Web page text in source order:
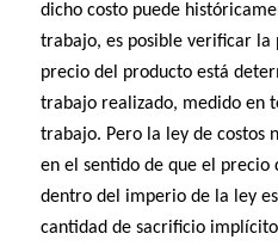
dicho costo puede
trabajo, es posible verificar la
precio del producto está
trabajo realizado, medido en
trabajo. Pero la ley de costos
en el sentido de que el precio
dentro del imperio de la ley
cantidad de sacrificio implícito